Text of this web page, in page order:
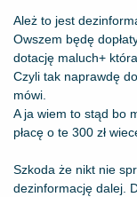
Ależ to jest
Owszem będę
dotację maluch+ która
Czyli tak naprawdę
mówi.
A ja wiem to stąd bo
płacę o te 300 zł
Szkoda że nikt nie
dezinformację dalej.